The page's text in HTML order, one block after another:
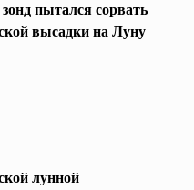
пытался сорвать
высадки на Луну
лунной